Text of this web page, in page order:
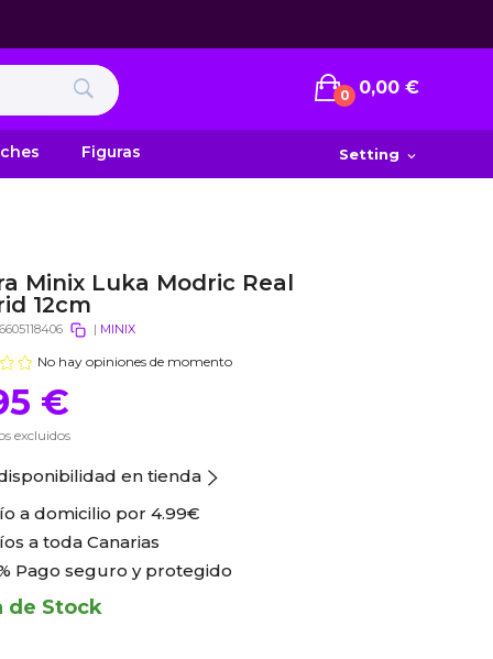
0 0,00 €
Figuras Setting expand_more
Minix Luka Modric Real
12cm
| MINIX
No hay opiniones de momento
€
excluidos
en tienda
a domicilio por 4.99€
a toda Canarias
Pago seguro y protegido
de Stock